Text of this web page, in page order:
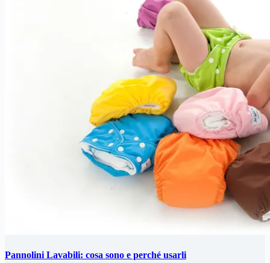
Pannolini Lavabili: cosa sono e perché usarli